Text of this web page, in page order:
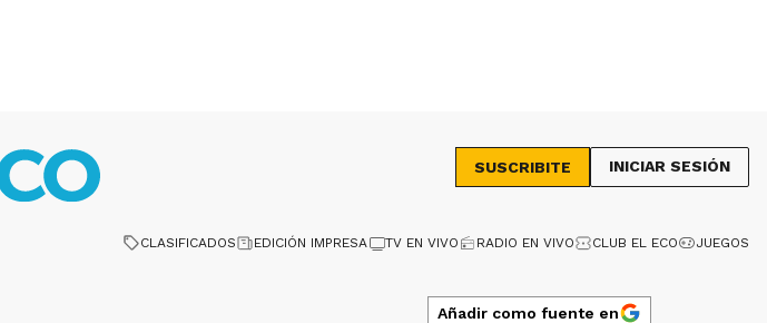
SUSCRIBITE INICIAR SESIÓN
CLASIFICADOS EDICIÓN IMPRESA TV EN VIVO RADIO EN VIVO CLUB EL ECO JUEGOS
Añadir como fuente en